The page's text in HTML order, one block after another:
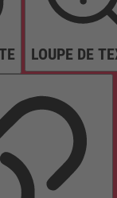
LOUPE DE